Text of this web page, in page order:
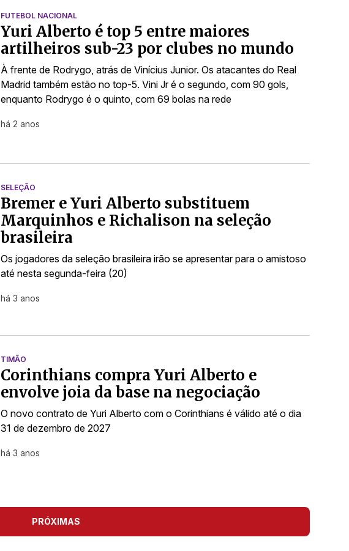
FUTEBOL NACIONAL
Yuri Alberto é top 5 entre maiores
artilheiros sub-23 por clubes no mundo
À frente de Rodrygo, atrás de Vinícius Junior. Os atacantes do Real
Madrid também estão no top-5. Vini Jr é o segundo, com 90 gols,
enquanto Rodrygo é o quinto, com 69 bolas na rede
há 2 anos
SELEÇÃO
Bremer e Yuri Alberto substituem
Marquinhos e Richalison na seleção
brasileira
Os jogadores da seleção brasileira irão se apresentar para o amistoso
até nesta segunda-feira (20)
há 3 anos
TIMÃO
Corinthians compra Yuri Alberto e
envolve joia da base na negociação
O novo contrato de Yuri Alberto com o Corinthians é válido até o dia
31 de dezembro de 2027
há 3 anos
PRÓXIMAS